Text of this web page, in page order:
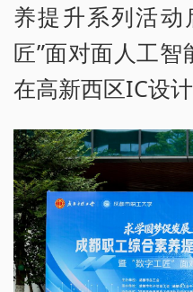
养提升系列活动
匠”面对面人工
在高新西区IC设